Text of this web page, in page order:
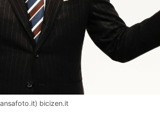
bicizen.it